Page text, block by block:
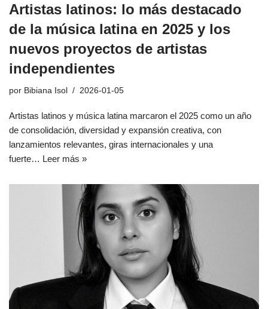
Artistas latinos: lo más destacado
de la música latina en 2025 y los
nuevos proyectos de artistas
independientes
por Bibiana Isol 2026-01-05
Artistas latinos y música latina marcaron el 2025 como un año
de consolidación, diversidad y expansión creativa, con
lanzamientos relevantes, giras internacionales y una
fuerte… Leer más »